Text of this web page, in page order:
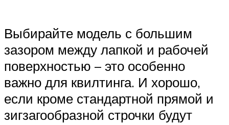
Выбирайте модель с большим
зазором между лапкой и рабочей
поверхностью – это особенно
важно для квилтинга. И хорошо,
если кроме стандартной прямой и
зигзагообразной строчки будут